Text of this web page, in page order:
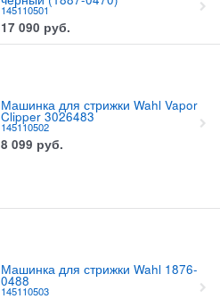
145110501
17 090 руб.
Машинка для стрижки Wahl Vapor
Clipper 3026483
145110502
8 099 руб.
Машинка для стрижки Wahl 1876-
0488
145110503